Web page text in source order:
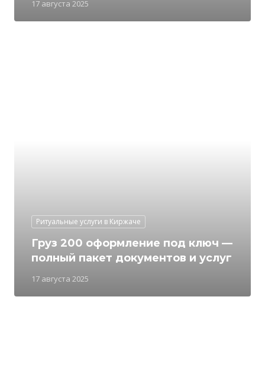
17 августа 2025
Ритуальные услуги в Киржаче
17 августа 2025
Груз 200 оформление под ключ —
полный пакет документов и услуг